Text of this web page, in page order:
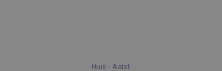
4 SLAAPKAMERSHuis - Aalst